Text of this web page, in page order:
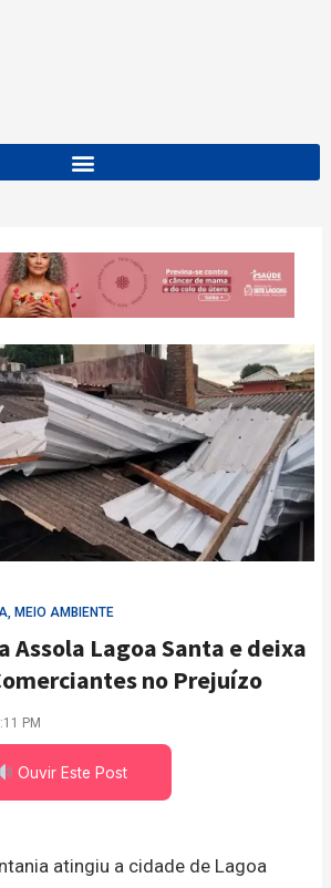
, MEIO AMBIENTE
Assola Lagoa Santa e deixa
no Prejuízo
PM
Ouvir Este Post
atingiu a cidade de Lagoa